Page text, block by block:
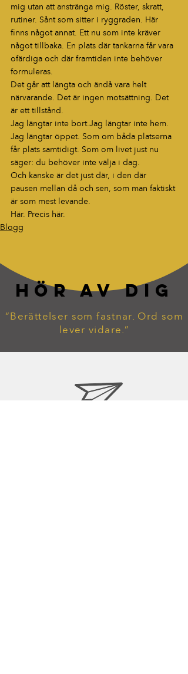
mig utan att anstränga mig. Röster, skratt,
rutiner. Sånt som sitter i ryggraden. Här
finns något annat. Ett nu som inte kräver
något tillbaka. En plats där tankarna får vara
ofärdiga och där framtiden inte behöver
formuleras.
Det går att längta och ändå vara helt
närvarande. Det är ingen motsättning. Det
är ett tillstånd.
Jag längtar inte bort.Jag längtar inte hem.
Jag längtar öppet. Som om båda platserna
får plats samtidigt. Som om livet just nu
säger: du behöver inte välja i dag.
Och kanske är det just där, i den där
pausen mellan då och sen, som man faktiskt
är som mest levande.
Här. Precis här.
Blogg
HÖR AV DIG
“Berättelser som fastnar. Ord som
lever vidare.”